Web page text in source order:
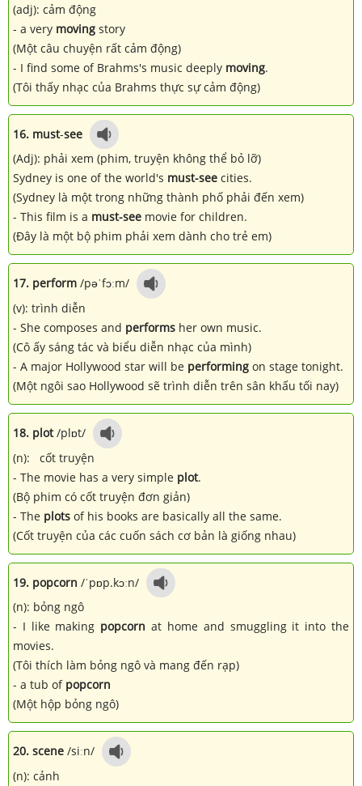
(adj): cảm động
- a very moving story
(Một câu chuyện rất cảm động)
- I find some of Brahms's music deeply moving.
(Tôi thấy nhạc của Brahms thực sự cảm động)
16. must-see
(Adj): phải xem (phim, truyện không thể bỏ lỡ)
Sydney is one of the world's must-see cities.
(Sydney là một trong những thành phố phải đến xem)
- This film is a must-see movie for children.
(Đây là một bộ phim phải xem dành cho trẻ em)
17. perform /pəˈfɔːm/
(v): trình diễn
- She composes and performs her own music.
(Cô ấy sáng tác và biểu diễn nhạc của mình)
- A major Hollywood star will be performing on stage tonight.
(Một ngôi sao Hollywood sẽ trình diễn trên sân khấu tối nay)
18. plot/plɒt/
(n): cốt truyện
- The movie has a very simple plot.
(Bộ phim có cốt truyện đơn giản)
- The plots of his books are basically all the same.
(Cốt truyện của các cuốn sách cơ bản là giống nhau)
19. popcorn /ˈpɒp.kɔːn/
(n): bỏng ngô
- I like making popcorn at home and smuggling it into the
movies.
(Tôi thích làm bỏng ngô và mang đến rạp)
- a tub of popcorn
(Một hộp bỏng ngô)
20. scene /siːn/
(n): cảnh